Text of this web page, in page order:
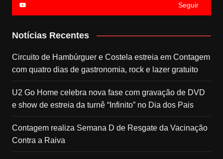
Seguir
Notícias Recentes
Circuito de Hambúrguer e Costela estreia em Contagem
com quatro dias de gastronomia, rock e lazer gratuito
U2 Go Home celebra nova fase com gravação de DVD
e show de estreia da turnê “Infinito” no Dia dos Pais
Contagem realiza Semana D de Resgate da Vacinação
Contra a Raiva